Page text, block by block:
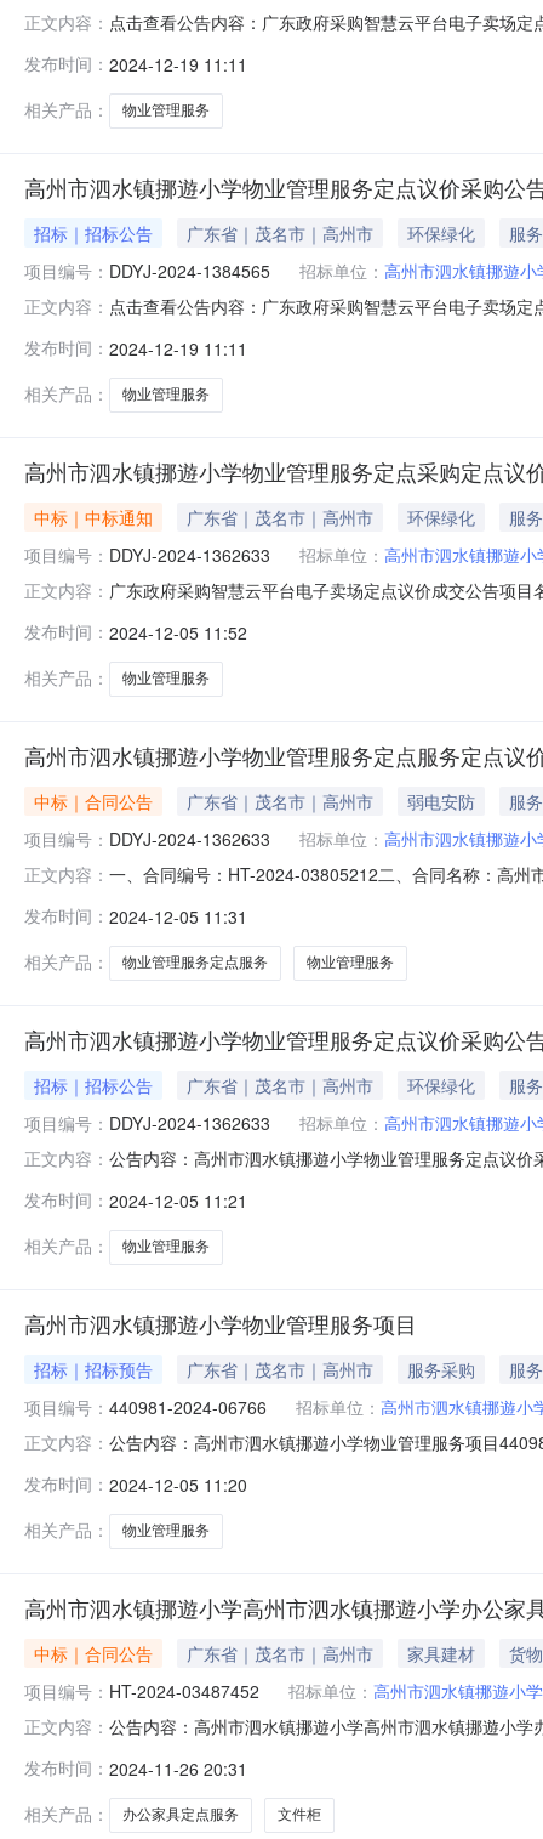
正文内容： 点击查看公告内容：广东政府采购智慧云平台电子卖场
万肆仟玖佰捌拾元整）（三）成交标的明细服务描述数
发布时间： 2024-12-19 11:11
相关产品：
物业管理服务
高州市泗水镇挪遊小学物业管理服务定点议价采购公
招标｜招标公告 广东省｜茂名市｜高州市 环保绿化
服务
项目编号： DDYJ-2024-1384565 招标单位： 高州市泗水镇挪遊小
正文内容： 点击查看公告内容：广东政府采购智慧云平台电子卖场
人园林工人122,915月（五）议价发起时间：2024年12
采购单
发布时间： 2024-12-19 11:11
相关产品：
物业管理服务
高州市泗水镇挪遊小学物业管理服务定点采购定点议
中标｜中标通知 广东省｜茂名市｜高州市 环保绿化
服务
项目编号： DDYJ-2024-1362633 招标单位： 高州市泗水镇挪遊小
正文内容： 广东政府采购智慧云平台电子卖场定点议价成交公告项
整）（三）成交标的明细服务描述数量单位供应商报价(
发布时间： 2024-12-05 11:52
相关产品：
物业管理服务
高州市泗水镇挪遊小学物业管理服务定点服务定点议
中标｜合同公告 广东省｜茂名市｜高州市 弱电安防
服务
项目编号： DDYJ-2024-1362633 招标单位： 高州市泗水镇挪遊小
正文内容： 一、合同编号：HT-2024-03805212二、合同名称：高
方）：茂名市志诚物业服务有限公司地址：高州市宝光
发布时间： 2024-12-05 11:31
相关产品：
物业管理服务定点服务 物业管理服务
高州市泗水镇挪遊小学物业管理服务定点议价采购公
招标｜招标公告 广东省｜茂名市｜高州市 环保绿化
服务
项目编号： DDYJ-2024-1362633 招标单位： 高州市泗水镇挪遊小
正文内容： 公告内容：高州市泗水镇挪遊小学物业管理服务定点议
求描述数量控制单价（元）计量单位1园林工人园林工人
时间：1
发布时间： 2024-12-05 11:21
相关产品：
物业管理服务
高州市泗水镇挪遊小学物业管理服务项目
招标｜招标预告 广东省｜茂名市｜高州市 服务采购
服务
项目编号： 440981-2024-06766 招标单位： 高州市泗水镇挪遊小
正文内容： 公告内容：高州市泗水镇挪遊小学物业管理服务项目
0510:42:47发布人：高州市泗水镇挪遊小学发布时间：
发布时间： 2024-12-05 11:20
相关产品：
物业管理服务
高州市泗水镇挪遊小学高州市泗水镇挪遊小学办公
中标｜合同公告 广东省｜茂名市｜高州市 家具建材
货物
项目编号： HT-2024-03487452 招标单位： 高州市泗水镇挪遊小学
正文内容： 公告内容：高州市泗水镇挪遊小学高州市泗水镇挪遊小
主体采购人(甲方)：高州市泗水镇挪遊小学地址：广东
发布时间： 2024-11-26 20:31
相关产品：
办公家具定点服务 文件柜